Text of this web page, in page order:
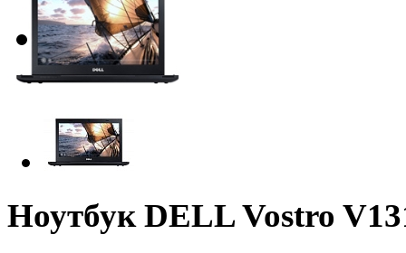
Ноутбук DELL Vostro